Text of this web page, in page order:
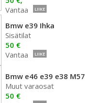
Vantaa
LIIKE
Bmw e39 Ihka
Sisätilat
50 €
Vantaa
LIIKE
Bmw e46 e39 e38 M57
Muut varaosat
50 €